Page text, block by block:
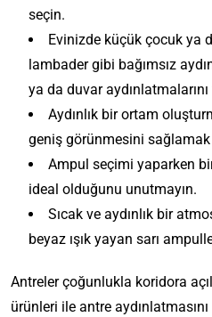
seçin.
Evinizde küçük çocuk ya
lambader gibi bağımsız
ya da duvar
Aydınlık bir ortam
geniş görünmesini
Ampul seçimi yaparken
ideal olduğunu unutmayın.
Sıcak ve aydınlık bir
beyaz ışık yayan sarı
Antreler çoğunlukla koridora
ürünleri ile antre
K
o
i
d
İ
k
İ
l
e
n
H
a
a
h
a
Ş
ı
k
v
A
y
z
A